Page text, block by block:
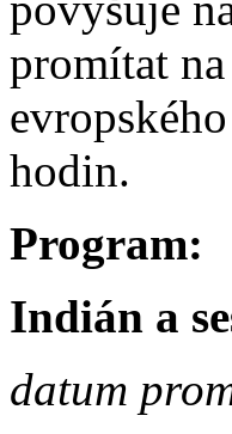
promítat
hodin.
Program:
Indián a
datum